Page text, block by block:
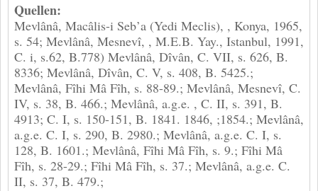
Quellen:
Mevlânâ, Macâlis-i Seb’a (Yedi Meclis), , Konya, 1965,
s. 54; Mevlânâ, Mesnevî, , M.E.B. Yay., Istanbul, 1991,
C. i, s.62, B.778) Mevlânâ, Dîvân, C. VII, s. 626, B.
8336; Mevlânâ, Dîvân, C. V, s. 408, B. 5425.;
Mevlânâ, Fîhi Mâ Fîh, s. 88-89.; Mevlânâ, Mesnevî, C.
IV, s. 38, B. 466.; Mevlânâ, a.g.e. , C. II, s. 391, B.
4913; C. I, s. 150-151, B. 1841. 1846, ;1854.; Mevlânâ,
a.g.e. C. I, s. 290, B. 2980.; Mevlânâ, a.g.e. C. I, s.
128, B. 1601.; Mevlânâ, Fîhi Mâ Fîh, s. 9.; Fîhi Mâ
Fîh, s. 28-29.; Fîhi Mâ Fîh, s. 37.; Mevlânâ, a.g.e. C.
II, s. 37, B. 479.;